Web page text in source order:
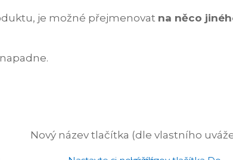
je možné přejmenovat na něco
Nový název tlačítka (dle vlastního